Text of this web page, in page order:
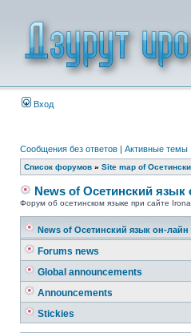
Вход
Сообщения без ответов | Активные темы
Список форумов » Site map of
News of Осетинский язык
Форум об осетинском языке при сайте
News of Осетинский язык он-лайн
Forums news
Global announcements
Announcements
Stickies